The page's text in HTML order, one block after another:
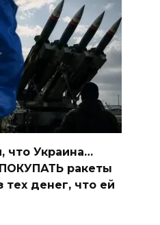
что Украина…
ракеты
денег, что ей